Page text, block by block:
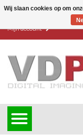
Mijn account
Wij slaan cookies op om